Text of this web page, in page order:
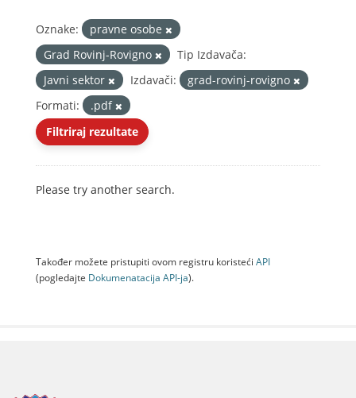
Oznake:
pravne osobe
Grad Rovinj-Rovigno
Tip Izdavača:
Javni sektor
Izdavači:
grad-rovinj-rovigno
Formati:
.pdf
Filtriraj rezultate
Please try another search.
Također možete pristupiti ovom registru koristeći API
(pogledajte Dokumenаtаcijа API-jа).